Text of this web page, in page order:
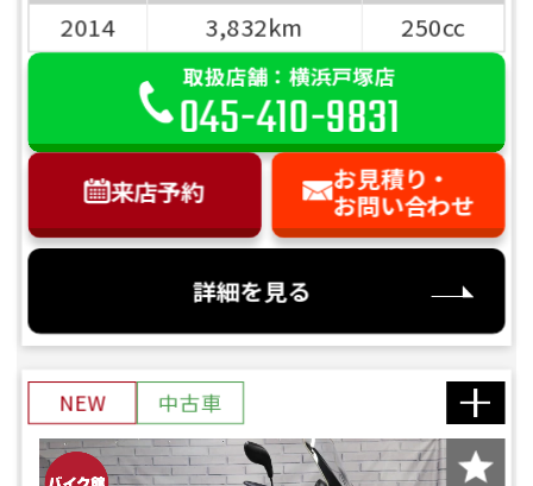
2014 3,832km 250cc
取扱店舗：横浜戸塚店
045-410-9831
来店予約
お見積り・
お問い合わせ
詳細を見る
NEW 中古車